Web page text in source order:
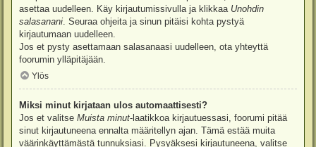
asettaa uudelleen. Käy kirjautumissivulla ja klikkaa Unohdin
salasanani . Seuraa ohjeita ja sinun pitäisi kohta pystyä
kirjautumaan uudelleen.
Jos et pysty asettamaan salasanaasi uudelleen, ota yhteyttä
foorumin ylläpitäjään.
Ylös
Miksi minut kirjataan ulos automaattisesti?
Jos et valitse Muista minut-laatikkoa kirjautuessasi, foorumi pitää
sinut kirjautuneena ennalta määritellyn ajan. Tämä estää muita
väärinkäyttämästä tunnuksiasi. Pysyäksesi kirjautuneena, valitse